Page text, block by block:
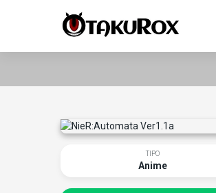
TIPO
Anime